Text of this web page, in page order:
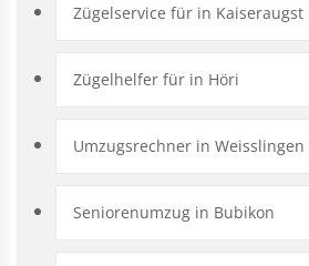
Zügelservice für in Kaiseraugst
Zügelhelfer für in Höri
Umzugsrechner in Weisslingen
Seniorenumzug in Bubikon